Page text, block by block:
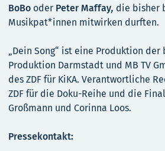
BoBo oder Peter Maffay, die bisher
Musikpat*innen mitwirken durften.
„Dein Song“ ist eine Produktion der
Produktion Darmstadt und MB TV
des ZDF für KiKA. Verantwortliche
ZDF für die Doku-Reihe und die
Großmann und Corinna Loos.
Pressekontakt: